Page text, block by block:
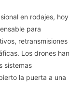
en rodajes, hoy
para
retransmisiones
Los drones han
sistemas
la puerta a una